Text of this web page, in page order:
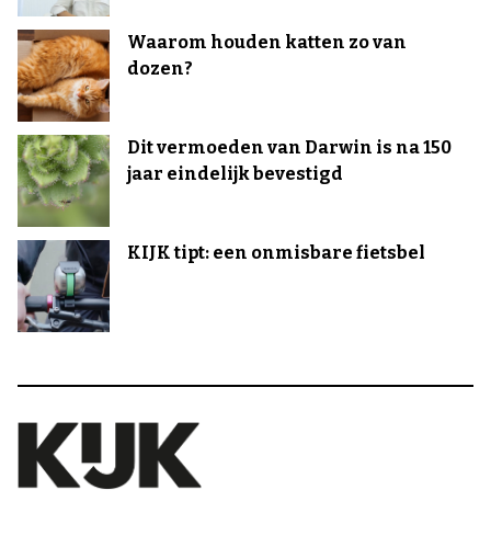
Waarom houden katten zo van
dozen?
Dit vermoeden van Darwin is na 150
jaar eindelijk bevestigd
KIJK tipt: een onmisbare fietsbel